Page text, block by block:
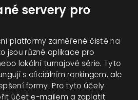
servery pro
platformy zaměřené čistě na
jsou různé aplikace pro
lokální turnajové série. Tyto
s oficiálním rankingem, ale
formy. Pro tyto účely
účet e-mailem a zaplatit